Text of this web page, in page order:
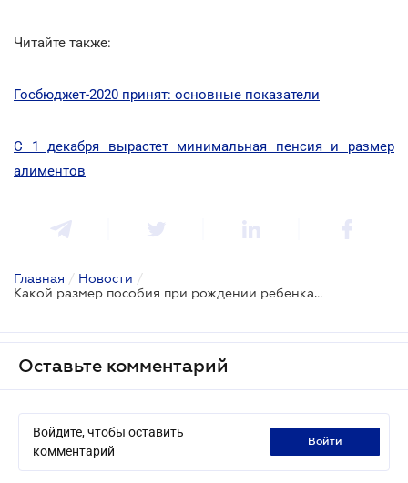
Читайте также:
Госбюджет-2020 принят: основные показатели
С 1 декабря вырастет минимальная пенсия и размер
алиментов
Главная / Новости /
Какой размер пособия при рождении ребенка в 2020?
Оставьте комментарий
Войдите, чтобы оставить
комментарий
войти